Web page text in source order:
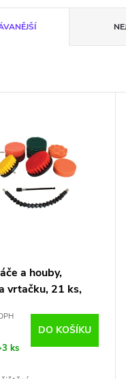
a houby,
vrtačku, 21 ks,
ks
DO KOŠÍKU